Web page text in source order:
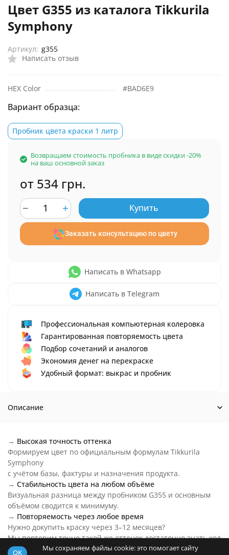
Цвет G355 из каталога Tikkurila
Symphony
Написать отзыв
Артикул: g355
HEX Color #BAD6E9
Вариант образца:
Пробник цвета краски 1 литр
Возвращаем стоимость пробника в виде скидки -20%
на ваш основной заказ
от 534 грн.
Купить
Заказать консультацию по цвету
Написать в Whatsapp
Написать в Telegram
Профессиональная компьютерная колеровка
Гарантированная повторяемость цвета
Подбор сочетаний и аналогов
Экономия денег на перекраске
Удобный формат: выкрас и пробник
Описание
→ Высокая точность оттенка
Формируем цвет по официальным формулам Tikkurila
Symphony
с учётом базы, фактуры и назначения продукта.
→ Стабильность цвета на любом объёме
Визуальная разница между пробником G355 и основным
объёмом сводится к минимуму.
→ Повторяемость через любое время
Нужно докупить краску через 3–12 месяцев?
Мы повторим точно такой же оттенок достаточно знать код
цвета.
OK
Мы сохраняем файлы cookie: это помогает сайту